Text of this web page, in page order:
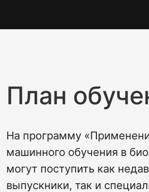
План
На программу
машинного обучения в
могут поступить как
выпускники, так и